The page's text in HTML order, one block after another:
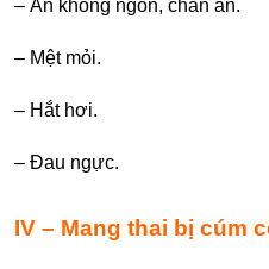
– Ăn không ngon, chán ăn.
– Mệt mỏi.
– Hắt hơi.
– Đau ngực.
IV – Mang thai bị cúm